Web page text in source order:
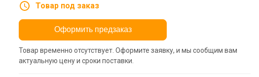
Товар под заказ
Оформить предзаказ
Товар временно отсутствует. Оформите заявку, и мы сообщим вам
актуальную цену и сроки поставки.